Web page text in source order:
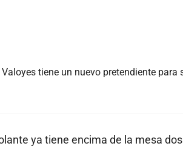
Valoyes tiene un nuevo pretendiente para
ya tiene encima de la mesa